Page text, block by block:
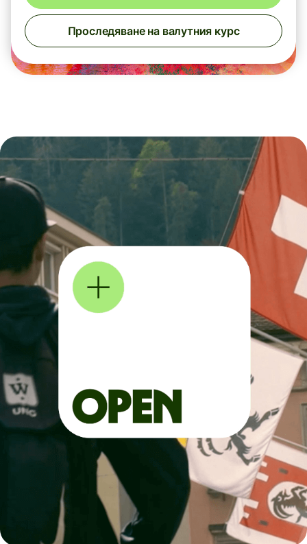
Проследяване на валутния курс